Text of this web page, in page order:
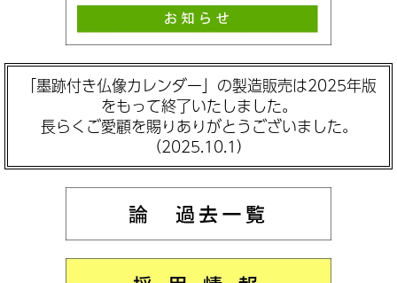
「墨跡付き仏像カレンダー」の製造販売は2025年版
をもって終了いたしました。
長らくご愛顧を賜りありがとうございました。
（2025.10.1）